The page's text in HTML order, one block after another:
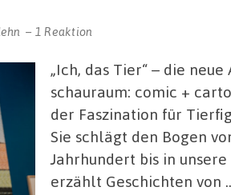
1 Reaktion
„Ich, das Tier“ – die
schauraum: comic +
der Faszination für
Sie schlägt den Bogen
Jahrhundert bis in unsere
erzählt Geschichten von